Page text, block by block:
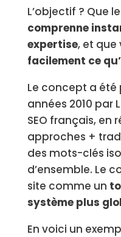
L’objectif ? Que
comprenne
expertise, et que
facilement ce
Le concept a été
années 2010 par
SEO français, en
approches +
des mots-clés
d’ensemble. Le
site comme un
système plus
En voici un